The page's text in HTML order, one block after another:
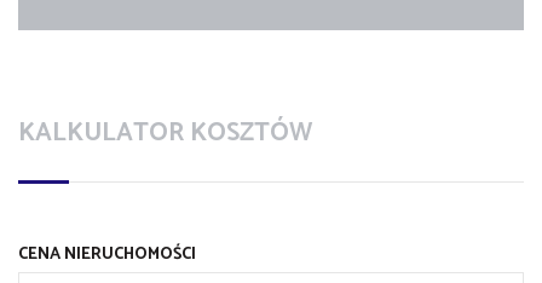
KALKULATOR KOSZTÓW
CENA NIERUCHOMOŚCI